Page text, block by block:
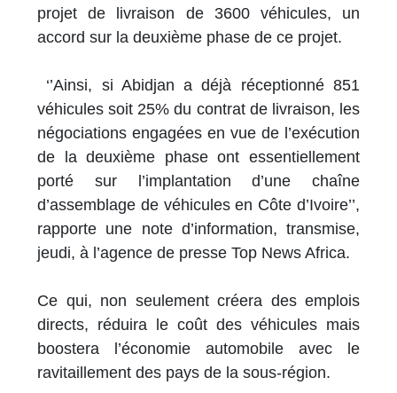
projet de livraison de 3600 véhicules, un
accord sur la deuxième phase de ce projet.
‘’Ainsi, si Abidjan a déjà réceptionné 851
véhicules soit 25% du contrat de livraison, les
négociations engagées en vue de l’exécution
de la deuxième phase ont essentiellement
porté sur l’implantation d’une chaîne
d’assemblage de véhicules en Côte d’Ivoire’’,
rapporte une note d’information, transmise,
jeudi, à l’agence de presse Top News Africa.
Ce qui, non seulement créera des emplois
directs, réduira le coût des véhicules mais
boostera l’économie automobile avec le
ravitaillement des pays de la sous-région.